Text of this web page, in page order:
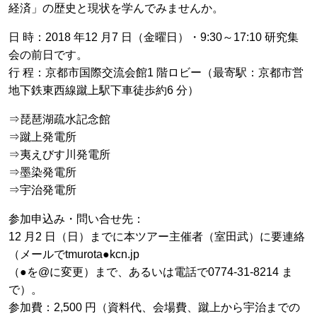
経済」の歴史と現状を学んでみませんか。
日 時：2018 年12 月7 日（金曜日）・9:30～17:10 研究集
会の前日です。
行 程：京都市国際交流会館1 階ロビー（最寄駅：京都市営
地下鉄東西線蹴上駅下車徒歩約6 分）
⇒琵琶湖疏水記念館
⇒蹴上発電所
⇒夷えびす川発電所
⇒墨染発電所
⇒宇治発電所
参加申込み・問い合せ先：
12 月2 日（日）までに本ツアー主催者（室田武）に要連絡
（メールでtmurota●kcn.jp
（●を@に変更）まで、あるいは電話で0774-31-8214 ま
で）。
参加費：2,500 円（資料代、会場費、蹴上から宇治までの